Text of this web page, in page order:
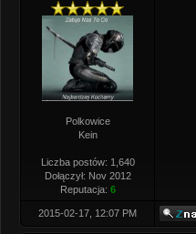
Polkowice
Kein
Liczba postów: 1,640
Dołączył: Nov 2012
Reputacja: 6
2015-02-17, 12:07 PM